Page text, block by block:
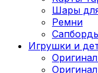
Шары
Ремни
Игрушки и